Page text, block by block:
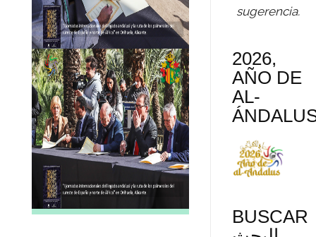
sugerencia.
2026,
AÑO DE
AL-
BUSCAR